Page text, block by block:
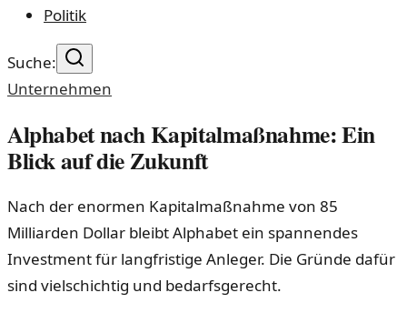
Politik
Suche:
Unternehmen
Alphabet nach Kapitalmaßnahme: Ein
Blick auf die Zukunft
Nach der enormen Kapitalmaßnahme von 85
Milliarden Dollar bleibt Alphabet ein spannendes
Investment für langfristige Anleger. Die Gründe dafür
sind vielschichtig und bedarfsgerecht.